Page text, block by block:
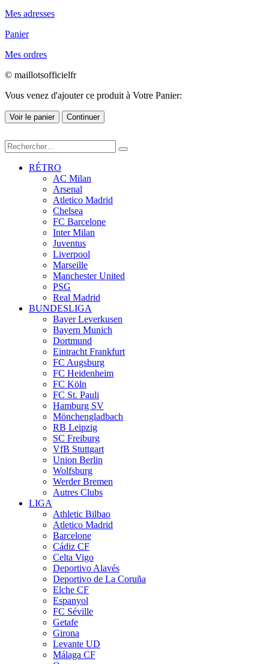
Mes adresses
Panier
Mes ordres
© maillotsofficielfr
Vous venez d'ajouter ce produit à Votre Panier:
Voir le panier Continuer
RÉTRO
AC Milan
Arsenal
Atletico Madrid
Chelsea
FC Barcelone
Inter Milan
Juventus
Liverpool
Marseille
Manchester United
PSG
Real Madrid
BUNDESLIGA
Bayer Leverkusen
Bayern Munich
Dortmund
Eintracht Frankfurt
FC Augsburg
FC Heidenheim
FC Köln
FC St. Pauli
Hamburg SV
Mönchengladbach
RB Leipzig
SC Freiburg
VfB Stuttgart
Union Berlin
Wolfsburg
Werder Bremen
Autres Clubs
LIGA
Athletic Bilbao
Atletico Madrid
Barcelone
Cádiz CF
Celta Vigo
Deportivo Alavés
Deportivo de La Coruña
Elche CF
Espanyol
FC Séville
Getafe
Girona
Levante UD
Málaga CF